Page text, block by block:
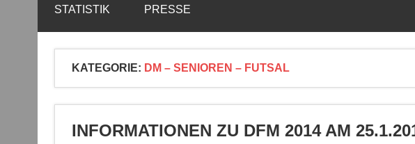
STATISTIK PRESSE
KATEGORIE: DM – SENIOREN – FUTSAL
INFORMATIONEN ZU DFM 2014 AM